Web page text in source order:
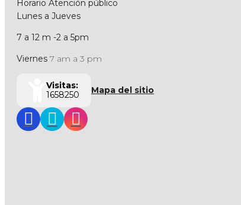
Horario Atención público
Lunes a Jueves
7 a 12 m -2 a 5pm
Viernes 7 am a 3 pm
Visitas:
1658250
Mapa del sitio